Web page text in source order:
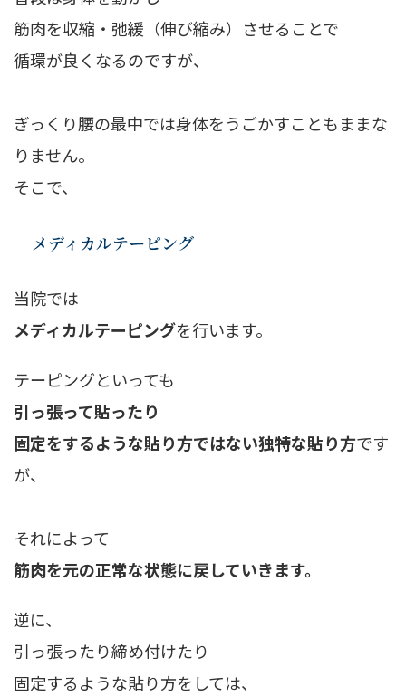
筋肉を収縮・弛緩（伸び縮み）させることで
循環が良くなるのですが、
ぎっくり腰の最中では身体をうごかすこともままな
りません。
そこで、
メディカルテーピング
当院では
メディカルテーピングを行います。
テーピングといっても
引っ張って貼ったり
固定をするような貼り方ではない独特な貼り方です
が、
それによって
筋肉を元の正常な状態に戻していきます。
逆に、
引っ張ったり締め付けたり
固定するような貼り方をしては、